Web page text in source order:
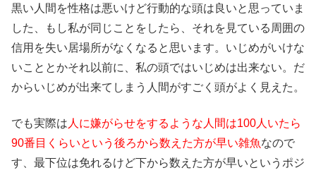
黒い人間を性格は悪いけど行動的な頭は良いと思っていま
した、もし私が同じことをしたら、それを見ている周囲の
信用を失い居場所がなくなると思います。いじめがいけな
いこととかそれ以前に、私の頭ではいじめは出来ない。だ
からいじめが出来てしまう人間がすごく頭がよく見えた。
でも実際は 人に嫌がらせをするような人間は100人いたら
90番目くらいという後ろから数えた方が早い雑魚なので
す、最下位は免れるけど下から数えた方が早いというポジ